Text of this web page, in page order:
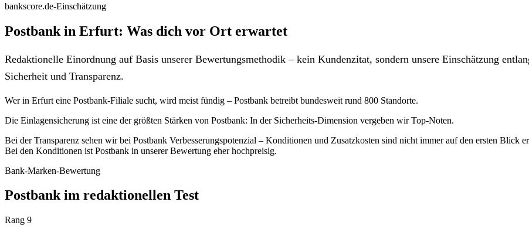
bankscore.de-Einschätzung
Postbank in Erfurt: Was dich vor Ort erwartet
Redaktionelle Einordnung auf Basis unserer Bewertungsmethodik – kein Kundenzitat, sondern unsere Einschätzung
Sicherheit und Transparenz.
Wer in Erfurt eine Postbank-Filiale sucht, wird meist fündig – Postbank betreibt bundesweit rund 800 Standorte.
Die Einlagensicherung ist eine der größten Stärken von Postbank: In der Sicherheits-Dimension vergeben wir Top-Noten.
Bei der Transparenz sehen wir bei Postbank Verbesserungspotenzial – Konditionen und Zusatzkosten sind nicht immer auf den ersten Blick
Bei den Konditionen ist Postbank in unserer Bewertung eher hochpreisig.
Bank-Marken-Bewertung
Postbank im redaktionellen Test
Rang 9